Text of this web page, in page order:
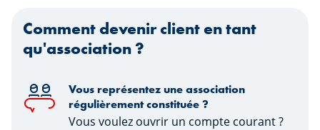
Comment devenir client en tant
qu'association ?
Vous représentez une association
régulièrement constituée ?
Vous voulez ouvrir un compte courant ?